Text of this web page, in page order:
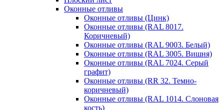
Оконные отливы
Оконные отливы (Цинк)
Оконные отливы (RAL 8017.
Коричневый)
Оконные отливы (RAL 9003. Белый)
Оконные отливы (RAL 3005. Вишня)
Оконные отливы (RAL 7024. Серый
графит)
Оконные отливы (RR 32. Темно-
коричневый)
Оконные отливы (RAL 1014. Слоновая
кость)